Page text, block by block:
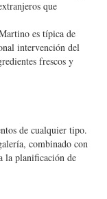
que
es típica de
intervención del
frescos y
de cualquier tipo.
combinado con
la planificación de